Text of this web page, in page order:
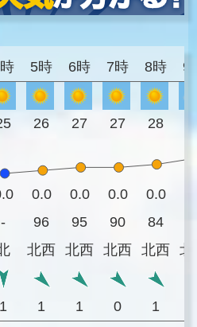
5時 6時 7時 8時 9
26 27 27 28
0.0 0.0 0.0 0.0
-
96 95 90 84
北西 北西 北西 北西 北
1 1 1 0 1